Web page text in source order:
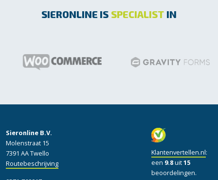
SIERONLINE IS SPECIALIST IN
Klantenvertellen.nl:
een 9.8uit15
beoordelingen.
Sieronline B.V.
Molenstraat 15
7391 AA Twello
Routebeschrijving